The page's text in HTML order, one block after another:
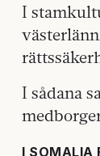
I
I sådana
I SOMALIA